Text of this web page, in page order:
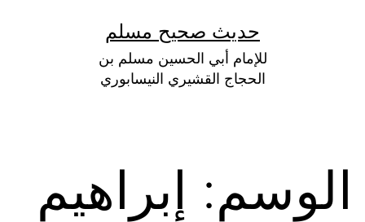
حديث صحيح مسلم
للإمام أبي الحسين مسلم بن
الحجاج القشيري النيسابوري
الوسم: إبراهيم